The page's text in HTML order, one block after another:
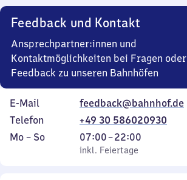
Uhr
Feedback und Kontakt
Ansprechpartner:innen und
Kontaktmöglichkeiten bei Fragen oder
Feedback zu unseren Bahnhöfen
E-Mail
feedback@bahnhof.de
Telefon
+49 30 586020930
Montag
Mo – So,
inkl. Feiertage
07:00–22:00
Von
7
inkl. Feiertage